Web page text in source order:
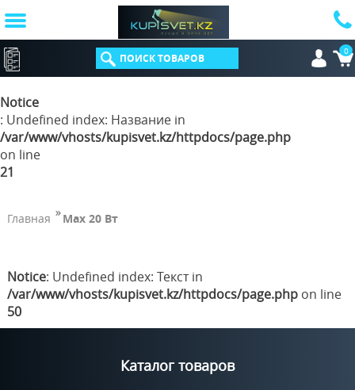
Notice
: Undefined index: Название in
/var/www/vhosts/kupisvet.kz/httpdocs/page.php
on line
21
КАТАЛОГ 0
Главная Max 20 Вт
Notice: Undefined index: Текст in
/var/www/vhosts/kupisvet.kz/httpdocs/page.phpon line
50
Каталог товаров